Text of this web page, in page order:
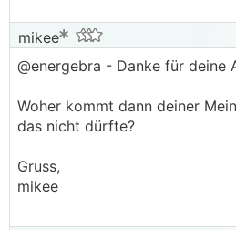
mikee
@energebra - Danke für deine
Woher kommt dann deiner
das nicht dürfte?
Gruss,
mikee